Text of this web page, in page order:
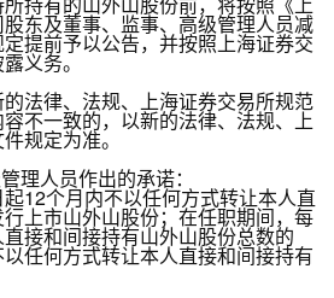
东及董事、监事、高级管理人员减
提前予以公告，并按照上海证券交
义务。
法律、法规、上海证券交易所规范
不一致的，以新的法律、法规、上
规定为准。
理人员作出的承诺：
12个月内不以任何方式转让本人直
上市山外山股份；在任职期间，每
接和间接持有山外山股份总数的
任何方式转让本人直接和间接持有